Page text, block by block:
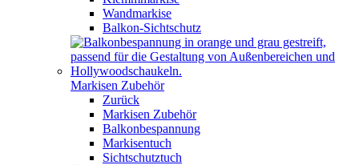
Wandmarkise
Balkon-Sichtschutz
Markisen Zubehör
Zurück
Markisen Zubehör
Balkonbespannung
Markisentuch
Sichtschutztuch